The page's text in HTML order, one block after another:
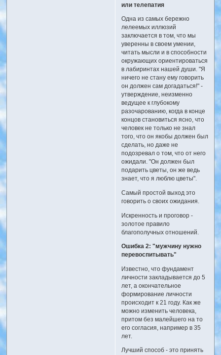
или телепатия
Одна из самых бережно
лелеемых иллюзий
заключается в том, что мы
уверенны в своем умении,
читать мысли и в способности
окружающих ориентироваться
в лабиринтах нашей души. "Я
ничего не стану ему говорить
он должен сам догадаться!" -
утверждение, неизменно
ведущее к глубокому
разочарованию, когда в конце
концов становиться ясно, что
человек не только не знал
того, что он якобы должен был
сделать, но даже не
подозревал о том, что от него
ожидали. "Он должен был
подарить цветы, он же ведь
знает, что я люблю цветы".
Самый простой выход это
говорить о своих ожидания.
Искренность и проговор -
золотое правило
благополучных отношений.
Ошибка 2: "мужчину нужно
перевоспитывать"
Известно, что фундамент
личности закладывается до 5
лет, а окончательное
формирование личности
происходит к 21 году. Как же
можно изменить человека,
притом без малейшего на то
его согласия, например в 35
лет.
Лучший способ - это принять